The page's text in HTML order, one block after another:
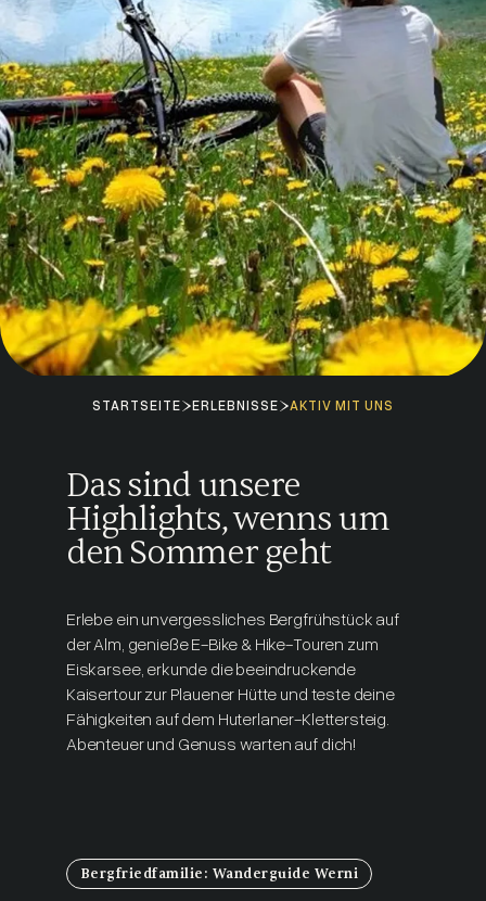
STARTSEITE ERLEBNISSE AKTIV MIT UNS
Das sind unsere
Highlights, wenns um
den Sommer geht
Erlebe ein unvergessliches Bergfrühstück auf
der Alm, genieße E-Bike & Hike-Touren zum
Eiskarsee, erkunde die beeindruckende
Kaisertour zur Plauener Hütte und teste deine
Fähigkeiten auf dem Huterlaner-Klettersteig.
Abenteuer und Genuss warten auf dich!
Bergfriedfamilie: Wanderguide Werni